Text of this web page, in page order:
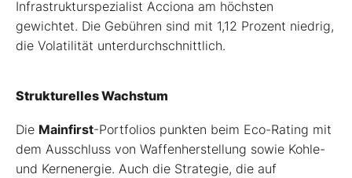
Infrastrukturspezialist Acciona am höchsten
gewichtet. Die Gebühren sind mit 1,12 Prozent niedrig,
die Volatilität unterdurchschnittlich.
Strukturelles Wachstum
Die Mainfirst-Portfolios punkten beim Eco-Rating mit
dem Ausschluss von Waffenherstellung sowie Kohle-
und Kernenergie. Auch die Strategie, die auf